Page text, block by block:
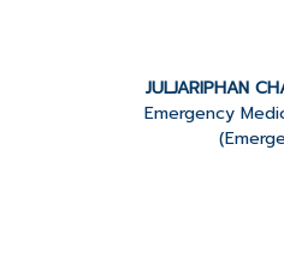
JULJARIPHAN
Emergency